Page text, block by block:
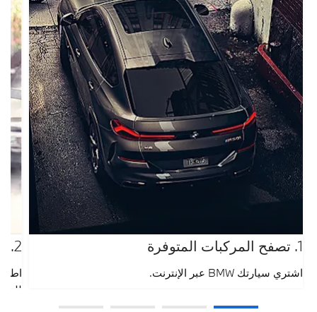
اشتري سيارتك BMW عبر الإنترنت.
2. طلب السعر